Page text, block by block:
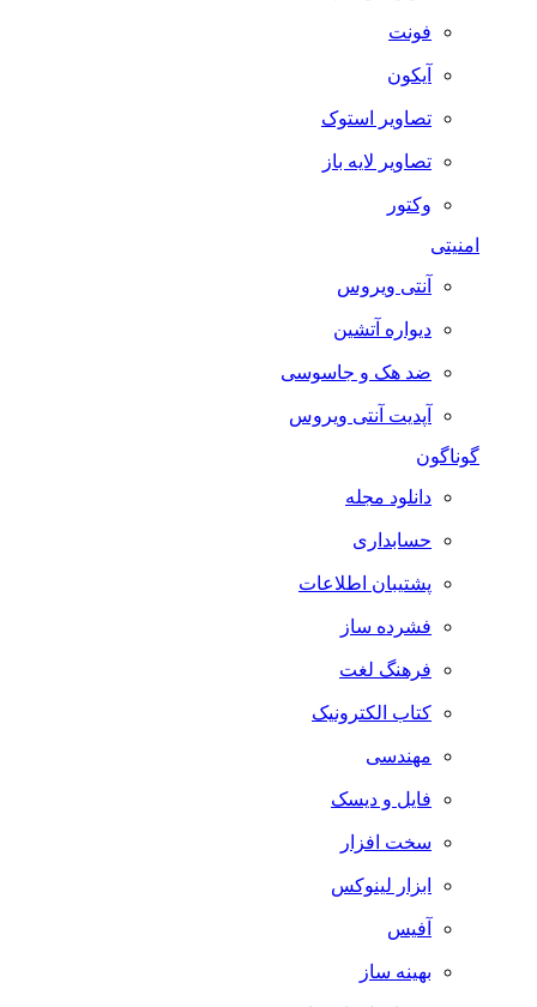
فونت
آیکون
تصاویر استوک
تصاویر لایه باز
وکتور
آنتی ویروس
دیواره آتشین
ضد هک و جاسوسی
آپدیت آنتی ویروس
گوناگون
دانلود مجله
حسابداری
پشتیبان اطلاعات
فشرده ساز
فرهنگ لغت
کتاب الکترونیک
مهندسی
فایل و دیسک
سخت افزار
ابزار لینوکس
آفیس
بهینه ساز